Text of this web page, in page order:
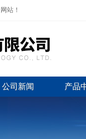
站！
公司新闻 产品